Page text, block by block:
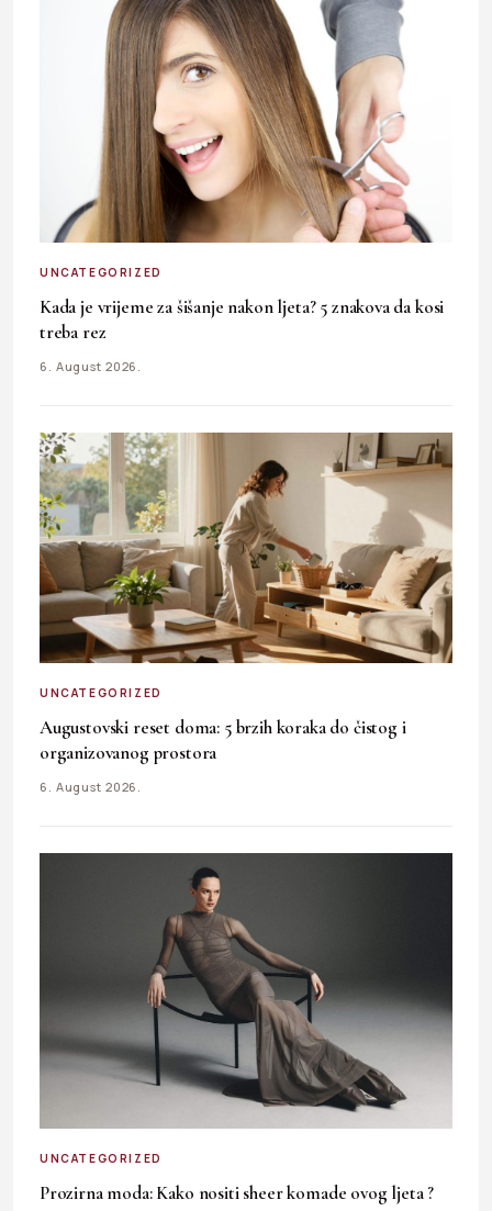
UNCATEGORIZED
Kada je vrijeme za šišanje nakon ljeta? 5 znakova da kosi
treba rez
6. August 2026.
UNCATEGORIZED
Augustovski reset doma: 5 brzih koraka do čistog i
organizovanog prostora
6. August 2026.
UNCATEGORIZED
Prozirna moda: Kako nositi sheer komade ovog ljeta ?